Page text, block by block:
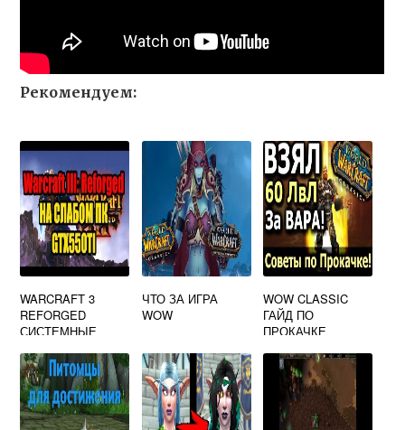
Рекомендуем:
WARCRAFT 3
REFORGED
СИСТЕМНЫЕ
ПК
ЧТО ЗА ИГРА
WOW
WOW CLASSIC
ГАЙД ПО
ПРОКАЧКЕ